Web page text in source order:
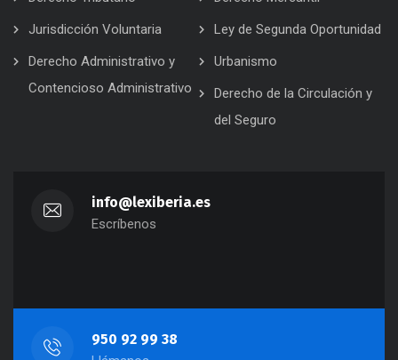
Jurisdicción Voluntaria
Ley de Segunda Oportunidad
Derecho Administrativo y
Contencioso Administrativo
Urbanismo
Derecho de la Circulación y
del Seguro
info@lexiberia.es
Escríbenos
950 92 99 38